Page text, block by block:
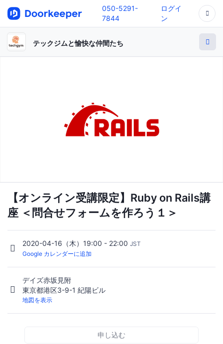
050-5291-
7844
ログイ
ン
テックジムと愉快な仲間たち
【オンライン受講限定】Ruby on Rails講
座 ＜問合せフォームを作ろう１＞
2020-04-16（木）19:00 - 22:00 JST
Google カレンダーに追加
デイズ赤坂見附
東京都港区3-9-1 紀陽ビル
地図を表示
申し込む